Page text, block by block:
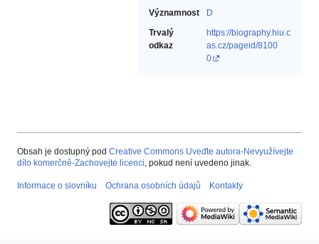
Významnost
D
Trvalý
odkaz
https://biography.hiu.c
as.cz/pageid/8100
0
Obsah je dostupný pod Creative Commons Uveďte autora-Nevyužívejte
dílo komerčně-Zachovejte licenci, pokud není uvedeno jinak.
Informace o slovníku Ochrana osobních údajů Kontakty